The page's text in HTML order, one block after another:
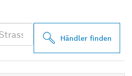
Händler finden